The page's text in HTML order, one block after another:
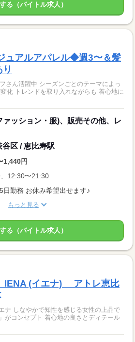
る（バイトル求人）
ュアルアパレル◆週3〜＆髪
さん活躍中 シーズンごとのテーマによっ
化 トレンドを取り入れながらも 着心地に
ァッション・服)、販売その他、レ
区 / 恵比寿駅
1,440円
12:30〜21:30
日勤務 お休み希望出せます♪
もっと見る
る（バイトル求人）
IENA (イエナ) アトレ恵比
ナ しなやかで知性を感じる女性の上品で
がコンセプト 着心地の良さとディテール